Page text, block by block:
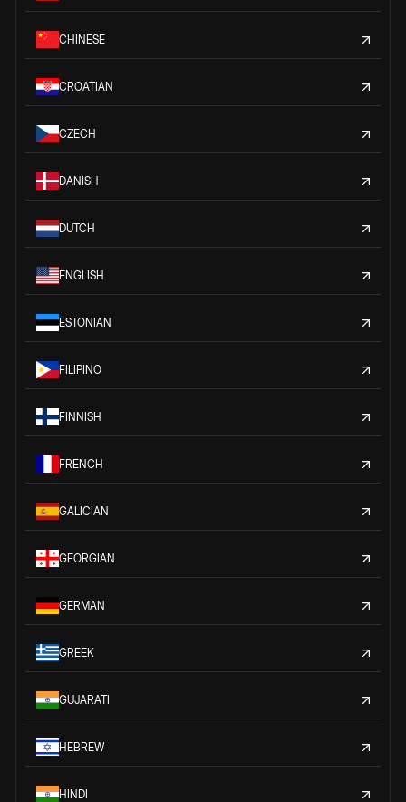
CHINESE
CROATIAN
CZECH
DANISH
DUTCH
ENGLISH
ESTONIAN
FILIPINO
FINNISH
FRENCH
GALICIAN
GEORGIAN
GERMAN
GREEK
GUJARATI
HEBREW
HINDI